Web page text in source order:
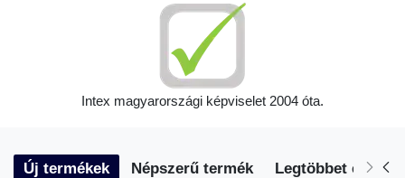
Intex magyarországi képviselet 2004 óta.
Új termékek Népszerű termék Legtöbbet eladott